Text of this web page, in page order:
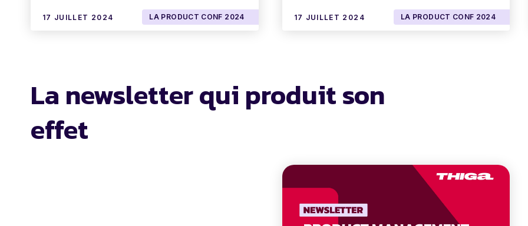
17 JUILLET 2024 LA PRODUCT CONF 2024 17 JUILLET 2024 LA PRODUCT CONF 2024
La newsletter qui produit son
effet